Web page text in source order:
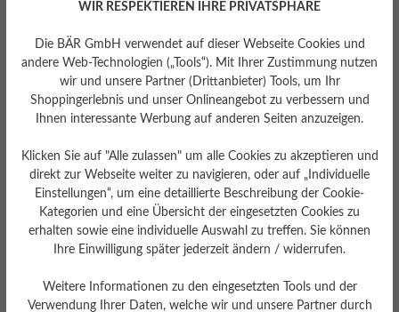
Sohlentyp
Endurance-Sohle aus PU-
Gummi
WIR RESPEKTIEREN IHRE PRIVATSPHÄRE
Die BÄR GmbH verwendet auf dieser Webseite Cookies und
andere Web-Technologien („Tools“). Mit Ihrer Zustimmung nutzen
wir und unsere Partner (Drittanbieter) Tools, um Ihr
Shoppingerlebnis und unser Onlineangebot zu verbessern und
Ihnen interessante Werbung auf anderen Seiten anzuzeigen.
Klicken Sie auf "Alle zulassen" um alle Cookies zu akzeptieren und
direkt zur Webseite weiter zu navigieren, oder auf „Individuelle
Einstellungen“, um eine detaillierte Beschreibung der Cookie-
Kategorien und eine Übersicht der eingesetzten Cookies zu
erhalten sowie eine individuelle Auswahl zu treffen. Sie können
Ihre Einwilligung später jederzeit ändern / widerrufen.
Weitere Informationen zu den eingesetzten Tools und der
Verwendung Ihrer Daten, welche wir und unsere Partner durch